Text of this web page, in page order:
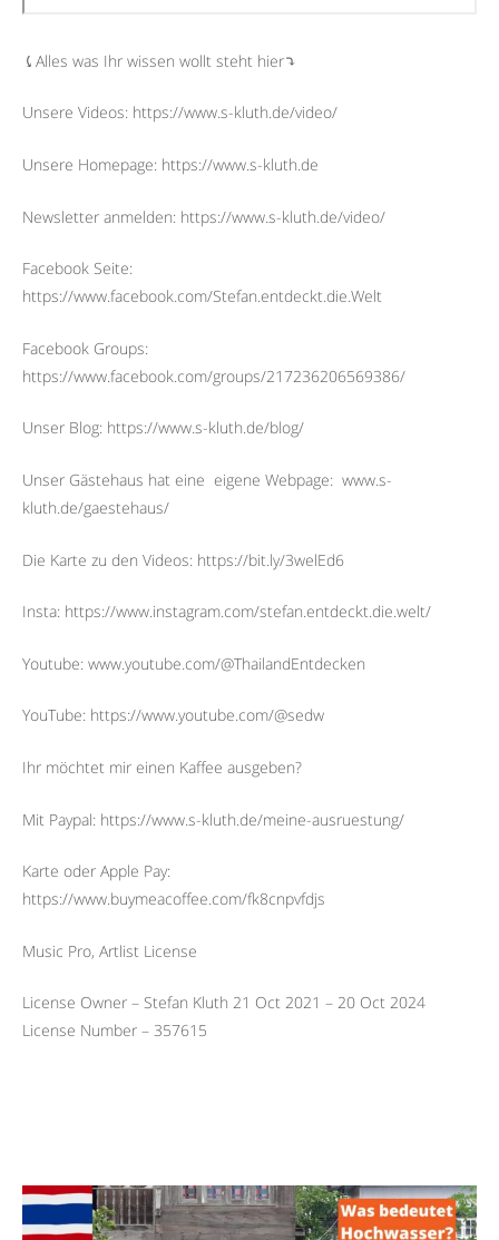
⤹Alles was Ihr wissen wollt steht hier⤵︎
Unsere Videos: https://www.s-kluth.de/video/
Unsere Homepage: https://www.s-kluth.de
Newsletter anmelden: https://www.s-kluth.de/video/
Facebook Seite:
https://www.facebook.com/Stefan.entdeckt.die.Welt
Facebook Groups:
https://www.facebook.com/groups/217236206569386/
Unser Blog: https://www.s-kluth.de/blog/
Unser Gästehaus hat eine eigene Webpage: www.s-
kluth.de/gaestehaus/
Die Karte zu den Videos: https://bit.ly/3welEd6
Insta: https://www.instagram.com/stefan.entdeckt.die.welt/
Youtube: www.youtube.com/@ThailandEntdecken
YouTube: https://www.youtube.com/@sedw
Ihr möchtet mir einen Kaffee ausgeben?
Mit Paypal: https://www.s-kluth.de/meine-ausruestung/
Karte oder Apple Pay:
https://www.buymeacoffee.com/fk8cnpvfdjs
Music Pro, Artlist License
License Owner – Stefan Kluth 21 Oct 2021 – 20 Oct 2024
License Number – 357615